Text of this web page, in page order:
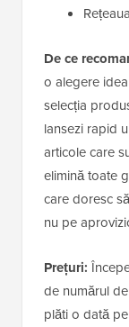
De ce
o alegere
selecția
lansezi rapid
articole care
elimină toate
care doresc
nu pe
Prețuri:
de numărul
plăti o dată